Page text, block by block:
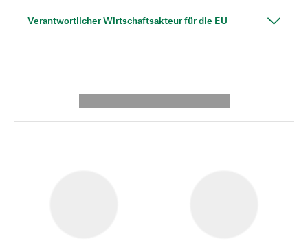
Verantwortlicher Wirtschaftsakteur für die EU